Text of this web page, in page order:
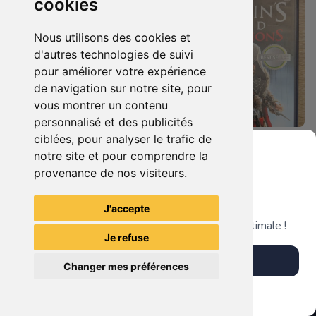
cookies
Nous utilisons des cookies et
d'autres technologies de suivi
pour améliorer votre expérience
de navigation sur notre site, pour
vous montrer un contenu
personnalisé et des publicités
ciblées, pour analyser le trafic de
notre site et pour comprendre la
provenance de nos visiteurs.
J'accepte
Je refuse
Changer mes préférences
7.90 € 0
Duo : The Elder Scrolls Iv - Oblivion + Bioshock Xbox 360
4.90 €
TheGamingR83
Grenier du Geek
Télécharge notre app pour une expérience optimale !
Télécharger l'app